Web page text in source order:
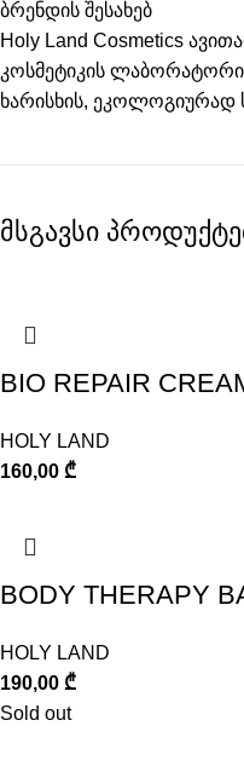
ბრენდის შესახებ
Holy Land Cosmetics
კოსმეტიკის
ხარისხის, ეკოლოგიურად
მსგავსი
BIO REPAIR
HOLY LAND
160,00 ₾
BODY THERAPY
HOLY LAND
190,00 ₾
Sold out